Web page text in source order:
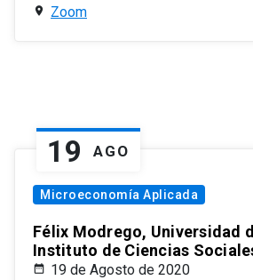
Zoom
19 AGO
Microeconomía Aplicada
Félix Modrego, Universidad
Instituto de Ciencias
19 de Agosto de 2020